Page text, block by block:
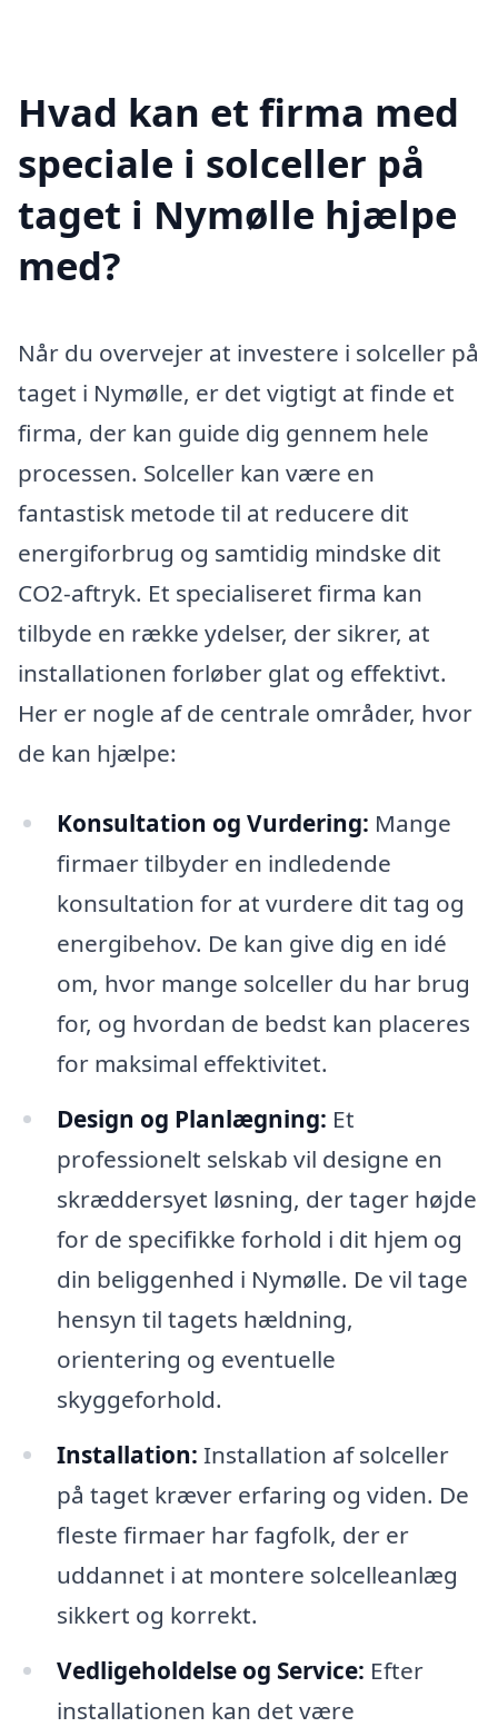
Hvad kan et firma med
speciale i solceller på
taget i Nymølle hjælpe
med?
Når du overvejer at investere i solceller på
taget i Nymølle, er det vigtigt at finde et
firma, der kan guide dig gennem hele
processen. Solceller kan være en
fantastisk metode til at reducere dit
energiforbrug og samtidig mindske dit
CO2-aftryk. Et specialiseret firma kan
tilbyde en række ydelser, der sikrer, at
installationen forløber glat og effektivt.
Her er nogle af de centrale områder, hvor
de kan hjælpe:
Konsultation og Vurdering: Mange
firmaer tilbyder en indledende
konsultation for at vurdere dit tag og
energibehov. De kan give dig en idé
om, hvor mange solceller du har brug
for, og hvordan de bedst kan placeres
for maksimal effektivitet.
Design og Planlægning: Et
professionelt selskab vil designe en
skræddersyet løsning, der tager højde
for de specifikke forhold i dit hjem og
din beliggenhed i Nymølle. De vil tage
hensyn til tagets hældning,
orientering og eventuelle
skyggeforhold.
Installation: Installation af solceller
på taget kræver erfaring og viden. De
fleste firmaer har fagfolk, der er
uddannet i at montere solcelleanlæg
sikkert og korrekt.
Vedligeholdelse og Service: Efter
installationen kan det være